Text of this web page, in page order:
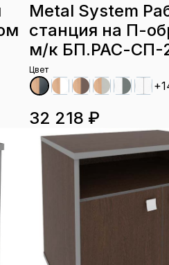
Metal System
станция на П-
м/к БП.РАС-СП-
Цвет
32 218 ₽